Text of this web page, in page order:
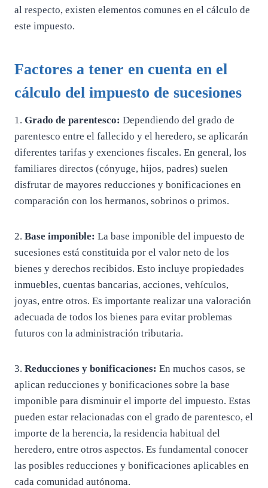
al respecto, existen elementos comunes en el cálculo de
este impuesto.
Factores a tener en cuenta en el
cálculo del impuesto de sucesiones
1. Grado de parentesco: Dependiendo del grado de
parentesco entre el fallecido y el heredero, se aplicarán
diferentes tarifas y exenciones fiscales. En general, los
familiares directos (cónyuge, hijos, padres) suelen
disfrutar de mayores reducciones y bonificaciones en
comparación con los hermanos, sobrinos o primos.
2. Base imponible: La base imponible del impuesto de
sucesiones está constituida por el valor neto de los
bienes y derechos recibidos. Esto incluye propiedades
inmuebles, cuentas bancarias, acciones, vehículos,
joyas, entre otros. Es importante realizar una valoración
adecuada de todos los bienes para evitar problemas
futuros con la administración tributaria.
3. Reducciones y bonificaciones: En muchos casos, se
aplican reducciones y bonificaciones sobre la base
imponible para disminuir el importe del impuesto. Estas
pueden estar relacionadas con el grado de parentesco, el
importe de la herencia, la residencia habitual del
heredero, entre otros aspectos. Es fundamental conocer
las posibles reducciones y bonificaciones aplicables en
cada comunidad autónoma.